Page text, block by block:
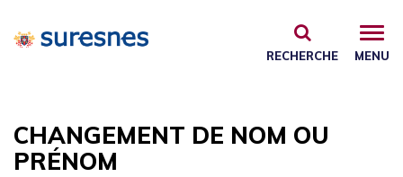
MENU
RECHERCHE
CHANGEMENT DE NOM OU
PRÉNOM